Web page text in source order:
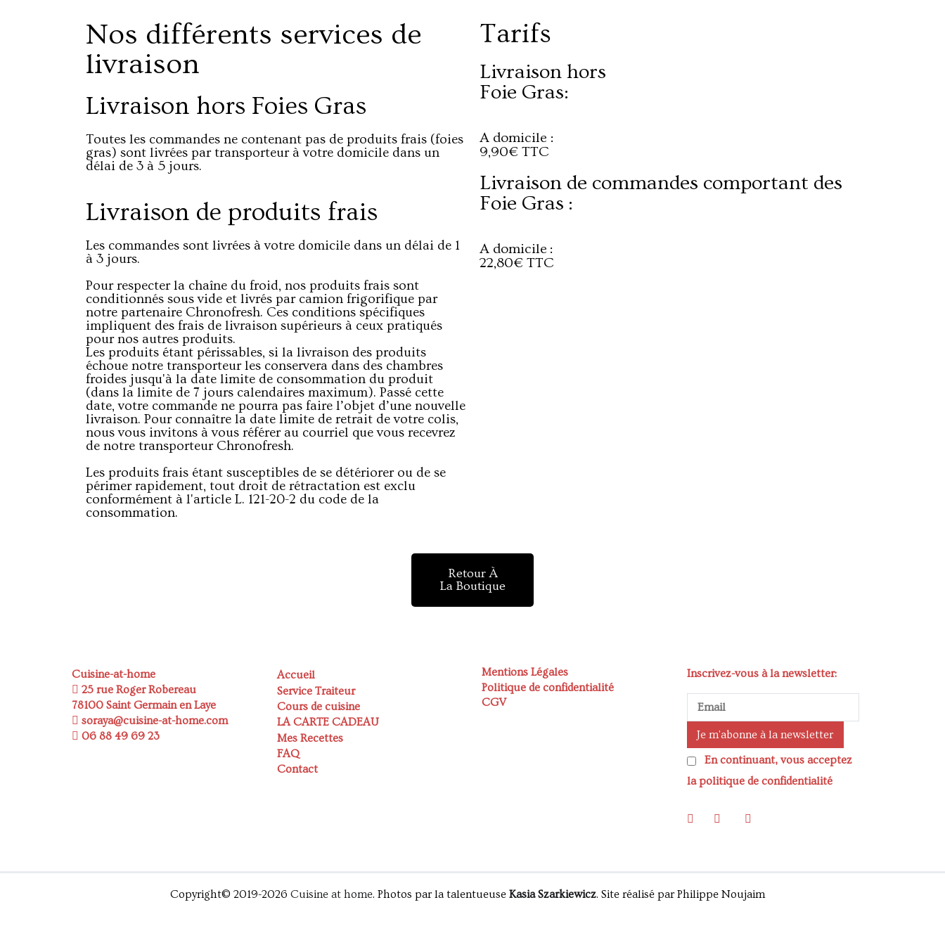
Nos différents services de
livraison
Livraison hors Foies Gras
Toutes les commandes ne contenant pas de produits frais (foies
gras) sont livrées par transporteur à votre domicile dans un
délai de 3 à 5 jours.
Livraison de produits frais
Les commandes sont livrées à votre domicile dans un délai de 1
à 3 jours.
Pour respecter la chaîne du froid, nos produits frais sont
conditionnés sous vide et livrés par camion frigorifique par
notre partenaire Chronofresh. Ces conditions spécifiques
impliquent des frais de livraison supérieurs à ceux pratiqués
pour nos autres produits.
Les produits étant périssables, si la livraison des produits
échoue notre transporteur les conservera dans des chambres
froides jusqu'à la date limite de consommation du produit
(dans la limite de 7 jours calendaires maximum). Passé cette
date, votre commande ne pourra pas faire l’objet d’une nouvelle
livraison. Pour connaître la date limite de retrait de votre colis,
nous vous invitons à vous référer au courriel que vous recevrez
de notre transporteur Chronofresh.
Les produits frais étant susceptibles de se détériorer ou de se
périmer rapidement, tout droit de rétractation est exclu
conformément à l'article L. 121-20-2 du code de la
consommation.
Tarifs
Livraison hors
Foie Gras:
A domicile :
9,90€ TTC
Livraison de commandes comportant des
Foie Gras :
A domicile :
22,80€ TTC
Retour À
La Boutique
Cuisine-at-home
25 rue Roger Robereau
78100 Saint Germain en Laye
soraya@cuisine-at-home.com
06 88 49 69 23
Accueil
Service Traiteur
Cours de cuisine
LA CARTE CADEAU
Mes Recettes
FAQ
Contact
Mentions Légales
Politique de confidentialité
CGV
Inscrivez-vous à la newsletter:
En continuant, vous acceptez
la politique de confidentialité
Copyright© 2019-2026 Cuisine at home. Photos par la talentueuse Kasia Szarkiewicz. Site réalisé par Philippe Noujaim